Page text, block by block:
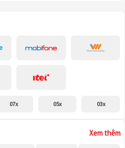
07x 05x 03x
Xem thêm